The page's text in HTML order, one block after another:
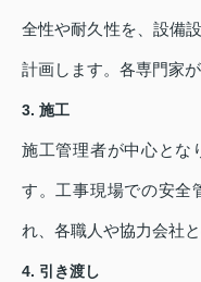
全性や耐久性を、設備
計画します。各専門家
3. 施工
施工管理者が中心とな
す。工事現場での安全
れ、各職人や協力会社
4. 引き渡し